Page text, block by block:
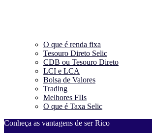
O que é renda fixa
Tesouro Direto Selic
CDB ou Tesouro Direto
LCI e LCA
Bolsa de Valores
Trading
Melhores FIIs
O que é Taxa Selic
Conheça as vantagens de ser Rico